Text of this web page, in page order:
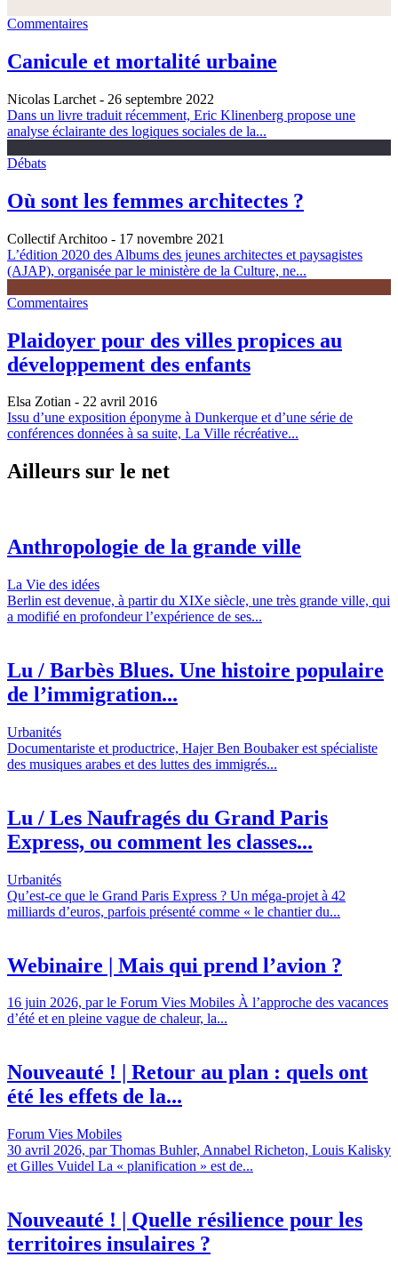
Commentaires
Canicule et mortalité urbaine
Nicolas Larchet - 26 septembre 2022
Dans un livre traduit récemment, Eric Klinenberg propose une
analyse éclairante des logiques sociales de la...
Débats
Où sont les femmes architectes ?
Collectif Architoo - 17 novembre 2021
L’édition 2020 des Albums des jeunes architectes et paysagistes
(AJAP), organisée par le ministère de la Culture, ne...
Commentaires
Plaidoyer pour des villes propices au
développement des enfants
Elsa Zotian - 22 avril 2016
Issu d’une exposition éponyme à Dunkerque et d’une série de
conférences données à sa suite, La Ville récréative...
Ailleurs sur le net
Anthropologie de la grande ville
La Vie des idées
Berlin est devenue, à partir du XIXe siècle, une très grande ville, qui
a modifié en profondeur l’expérience de ses...
Lu / Barbès Blues. Une histoire populaire
de l’immigration...
Urbanités
Documentariste et productrice, Hajer Ben Boubaker est spécialiste
des musiques arabes et des luttes des immigrés...
Lu / Les Naufragés du Grand Paris
Express, ou comment les classes...
Urbanités
Qu’est-ce que le Grand Paris Express ? Un méga-projet à 42
milliards d’euros, parfois présenté comme « le chantier du...
Webinaire | Mais qui prend l’avion ?
16 juin 2026, par le Forum Vies Mobiles À l’approche des vacances
d’été et en pleine vague de chaleur, la...
Nouveauté ! | Retour au plan : quels ont
été les effets de la...
Forum Vies Mobiles
30 avril 2026, par Thomas Buhler, Annabel Richeton, Louis Kalisky
et Gilles Vuidel La « planification » est de...
Nouveauté ! | Quelle résilience pour les
territoires insulaires ?